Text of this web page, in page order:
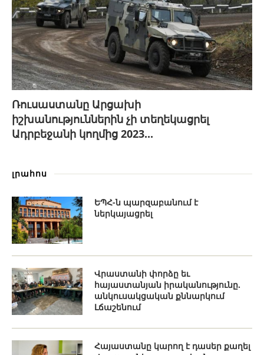
Ռուսաստանը Արցախի
իշխանություններին չի տեղեկացրել
Ադրբեջանի կողմից 2023...
լրահոս
ԵՊՀ-ն պարզաբանում է
ներկայացրել
Վրաստանի փորձը եւ
հայաստանյան իրականությունը.
անկուսակցական քննարկում
Լճաշենում
Հայաստանը կարող է դասեր քաղել